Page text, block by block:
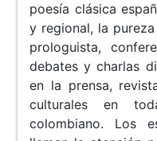
poesía clásica
y regional, la
prologuista,
debates y charlas
en la prensa,
culturales en
colombiano. Los